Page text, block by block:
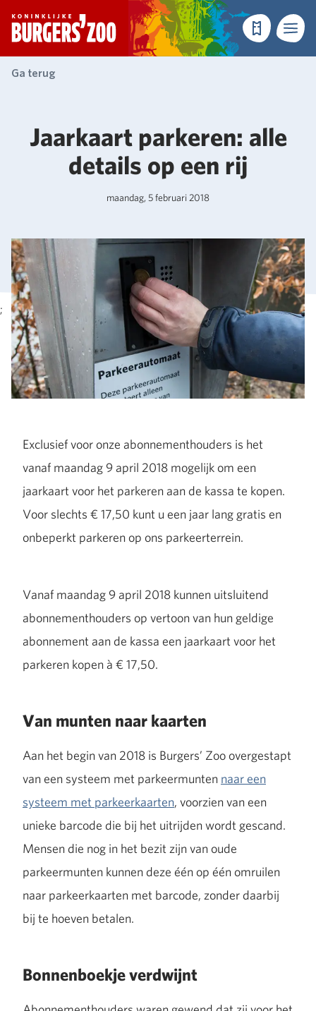
- Homepagina
TicketsMenu
Ga terug
;
Jaarkaart parkeren: alle
details op een rij
maandag, 5 februari 2018
Exclusief voor onze abonnementhouders is het
vanaf maandag 9 april 2018 mogelijk om een
jaarkaart voor het parkeren aan de kassa te kopen.
Voor slechts € 17,50 kunt u een jaar lang gratis en
onbeperkt parkeren op ons parkeerterrein.
Vanaf maandag 9 april 2018 kunnen uitsluitend
abonnementhouders op vertoon van hun geldige
abonnement aan de kassa een jaarkaart voor het
parkeren kopen à € 17,50.
Van munten naar kaarten
Aan het begin van 2018 is Burgers’ Zoo overgestapt
van een systeem met parkeermunten naar een
systeem met parkeerkaarten, voorzien van een
unieke barcode die bij het uitrijden wordt gescand.
Mensen die nog in het bezit zijn van oude
parkeermunten kunnen deze één op één omruilen
naar parkeerkaarten met barcode, zonder daarbij
bij te hoeven betalen.
Bonnenboekje verdwijnt